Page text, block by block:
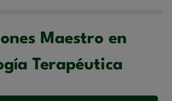
Maestro en
Terapéutica